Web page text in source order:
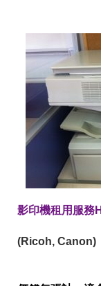
影印機租用服務
(Ricoh, Canon)